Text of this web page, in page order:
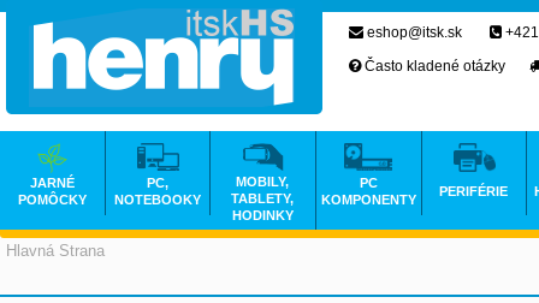
Hlavná Strana
eshop@itsk.sk
Často kladené otázky
JARNÉ
POMÔCKY
PC,
NOTEBOOKY
MOBILY,
TABLETY,
HODINKY
PC
KOMPONENTY
PERIFÉRIE